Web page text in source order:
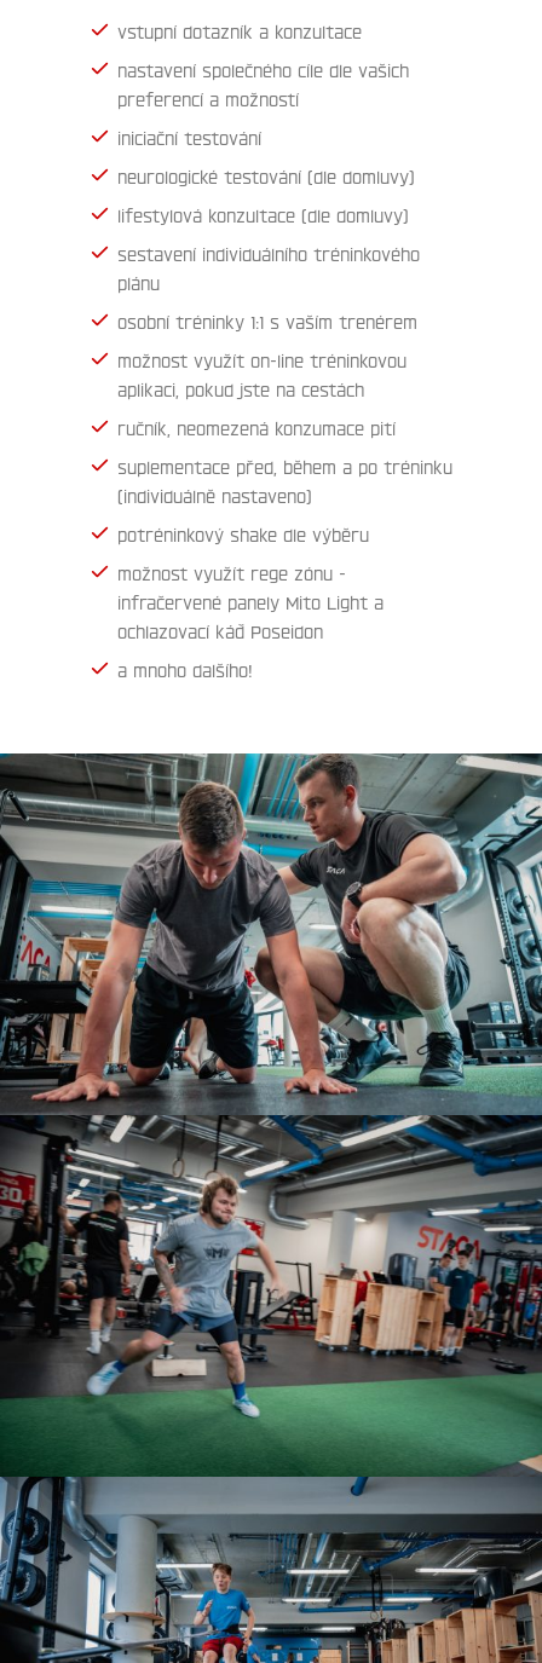
vstupní dotazník a konzultace
nastavení společného cíle dle vašich
preferencí a možností
iniciační testování
neurologické testování (dle domluvy)
lifestylová konzultace (dle domluvy)
sestavení individuálního tréninkového
plánu
osobní tréninky 1:1 s vaším trenérem
možnost využít on-line tréninkovou
aplikaci, pokud jste na cestách
ručník, neomezená konzumace pití
suplementace před, během a po tréninku
(individuálně nastaveno)
potréninkový shake dle výběru
možnost využít rege zónu -
infračervené panely Mito Light a
ochlazovací káď Poseidon
a mnoho dalšího!